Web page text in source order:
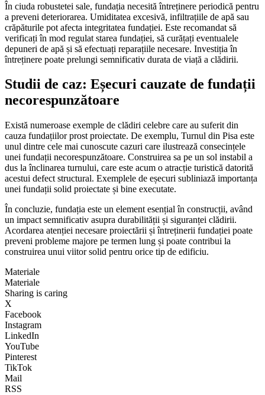
În ciuda robustetei sale, fundația necesită întreținere periodică pentru
a preveni deteriorarea. Umiditatea excesivă, infiltrațiile de apă sau
crăpăturile pot afecta integritatea fundației. Este recomandat să
verificați în mod regulat starea fundației, să curățați eventualele
depuneri de apă și să efectuați reparațiile necesare. Investiția în
întreținere poate prelungi semnificativ durata de viață a clădirii.
Studii de caz: Eșecuri cauzate de fundații
necorespunzătoare
Există numeroase exemple de clădiri celebre care au suferit din
cauza fundațiilor prost proiectate. De exemplu, Turnul din Pisa este
unul dintre cele mai cunoscute cazuri care ilustrează consecințele
unei fundații necorespunzătoare. Construirea sa pe un sol instabil a
dus la înclinarea turnului, care este acum o atracție turistică datorită
acestui defect structural. Exemplele de eșecuri subliniază importanța
unei fundații solid proiectate și bine executate.
În concluzie, fundația este un element esențial în construcții, având
un impact semnificativ asupra durabilității și siguranței clădirii.
Acordarea atenției necesare proiectării și întreținerii fundației poate
preveni probleme majore pe termen lung și poate contribui la
construirea unui viitor solid pentru orice tip de edificiu.
Materiale
Materiale
Sharing is caring
X
Facebook
Instagram
LinkedIn
YouTube
Pinterest
TikTok
Mail
RSS